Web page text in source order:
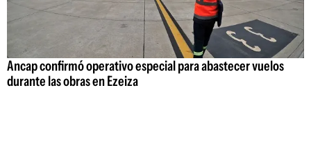
Ancap confirmó operativo especial para abastecer vuelos
durante las obras en Ezeiza